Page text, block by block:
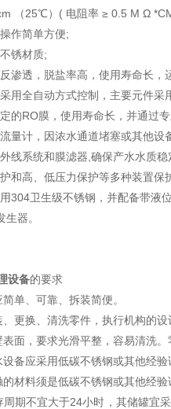
（25℃）( 电阻率 ≥ 0.5 M Ω
作简单方便;
锈材质;
渗透，脱盐率高，使用寿命长，
用全自动方式控制，主要元件采
的RO膜，使用寿命长，并通过
量计，因浓水通道堵塞或其他
线系统和膜滤器,确保产水水质稳
和高、低压力保护等多种装置保
304卫生级不锈钢，并配备带液
器。
设备的要求
单、可靠、拆装简便。
更换、清洗零件，执行机构的
面，要求光滑平整，容易清洗
备应采用低碳不锈钢或其他经
材料须是低碳不锈钢或其他经
期不宜大于24小时，其储罐宜